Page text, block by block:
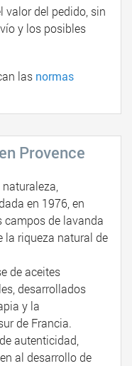
valor del pedido, sin
y los posibles
las normas
Provence
en 1976, en
campos de lavanda
la riqueza natural de
de aceites
desarrollados
y la
de Francia.
autenticidad,
al desarrollo de